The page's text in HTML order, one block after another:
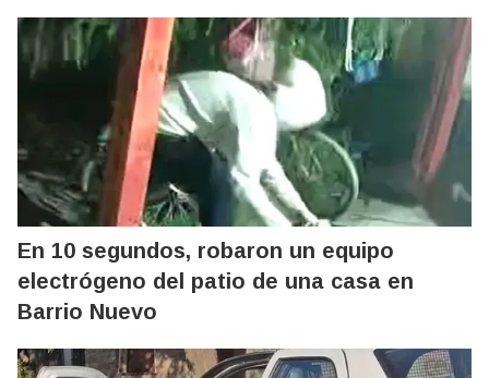
En 10 segundos, robaron un equipo
electrógeno del patio de una casa en
Barrio Nuevo